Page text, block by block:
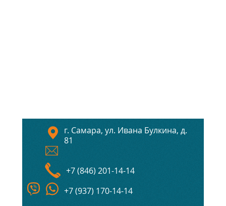
г. Самара, ул. Ивана Булкина, д.
81
+7 (846) 201-14-14
+7 (937) 170-14-14